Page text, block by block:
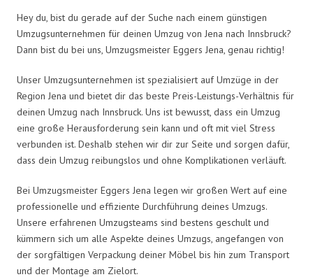
Hey du, bist du gerade auf der Suche nach einem günstigen
Umzugsunternehmen für deinen Umzug von Jena nach Innsbruck?
Dann bist du bei uns, Umzugsmeister Eggers Jena, genau richtig!
Unser Umzugsunternehmen ist spezialisiert auf Umzüge in der
Region Jena und bietet dir das beste Preis-Leistungs-Verhältnis für
deinen Umzug nach Innsbruck. Uns ist bewusst, dass ein Umzug
eine große Herausforderung sein kann und oft mit viel Stress
verbunden ist. Deshalb stehen wir dir zur Seite und sorgen dafür,
dass dein Umzug reibungslos und ohne Komplikationen verläuft.
Bei Umzugsmeister Eggers Jena legen wir großen Wert auf eine
professionelle und effiziente Durchführung deines Umzugs.
Unsere erfahrenen Umzugsteams sind bestens geschult und
kümmern sich um alle Aspekte deines Umzugs, angefangen von
der sorgfältigen Verpackung deiner Möbel bis hin zum Transport
und der Montage am Zielort.